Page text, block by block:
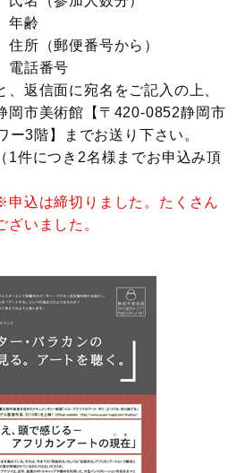
番号から）
号
名をご記入の上、
【〒420-0852静岡市
ー3階】までお送り下さい。
名様までお申込み頂
申込は締切りました。たくさん
いました。